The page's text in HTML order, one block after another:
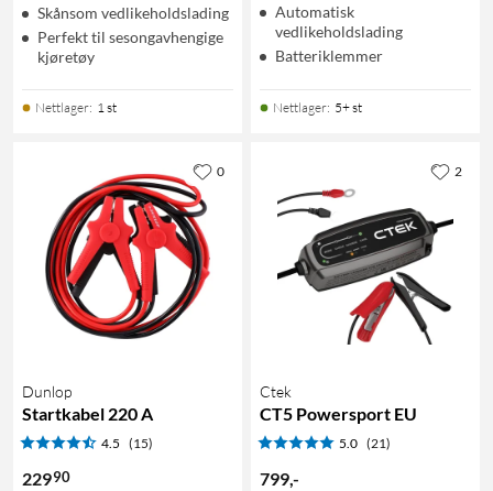
Skånsom vedlikeholdslading
Perfekt til sesongavhengige
kjøretøy
Nettlager: 1 st
Automatisk
vedlikeholdslading
Batteriklemmer
Nettlager: 5+ st
Dunlop
Startkabel 220 A
4.5 (15)
22990
0
Ctek
CT5 Powersport EU
5.0 (21)
799,-
2